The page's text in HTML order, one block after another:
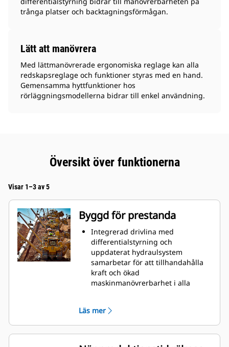
trånga platser och backtagningsförmågan.
Lätt att manövrera
Med lättmanövrerade ergonomiska reglage kan alla
redskapsreglage och funktioner styras med en hand.
Gemensamma hyttfunktioner hos
rörläggningsmodellerna bidrar till enkel användning.
Översikt över funktionerna
Visar 1–3 av 5
Byggd för prestanda
Integrerad drivlina med
differentialstyrning och
uppdaterat hydraulsystem
samarbetar för att tillhandahålla
kraft och ökad
maskinmanövrerbarhet i alla
respons och mer exakt kontroll av
den kraftiga vinschens motorer
med variabel hastighet, vilket ökar
maskinens produktivitet.
Läs mer